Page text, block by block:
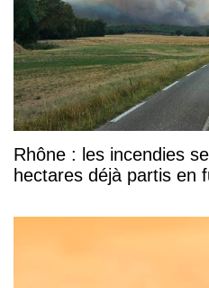
Rhône : les incendies
hectares déjà partis en